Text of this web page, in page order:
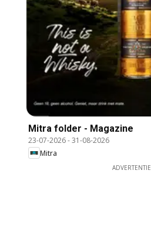
Mitra folder - Magazine
23-07-2026-31-08-2026
Mitra
ADVERTENTIE